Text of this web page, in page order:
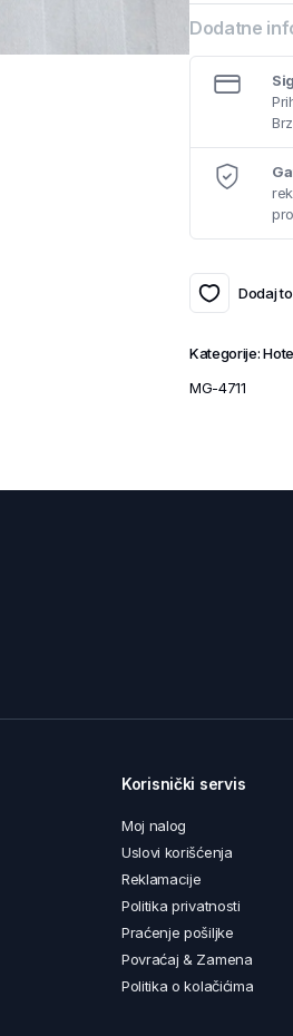
Dodatne
Dodaj
Kategorije:
MG-4711
Korisnički servis
Moj nalog
Uslovi korišćenja
Reklamacije
Politika privatnosti
Praćenje pošiljke
Povraćaj & Zamena
Politika o kolačićima